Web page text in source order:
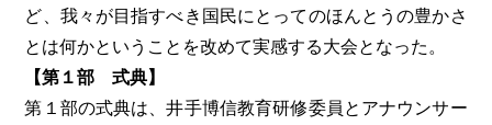
ど、我々が目指すべき国民にとってのほんとうの豊かさ
とは何かということを改めて実感する大会となった。
【第１部 式典】
第１部の式典は、井手博信教育研修委員とアナウンサー